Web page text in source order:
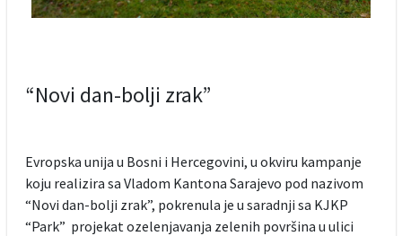
“Novi dan-bolji zrak”
Evropska unija u Bosni i Hercegovini, u okviru kampanje
koju realizira sa Vladom Kantona Sarajevo pod nazivom
“Novi dan-bolji zrak”, pokrenula je u saradnji sa KJKP
“Park” projekat ozelenjavanja zelenih površina u ulici